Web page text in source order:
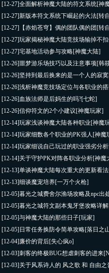
[12-27]全面解析神魔大陆的符文系统[神
[12-27]新版本符文系统下崛起的火法[转
[12-27] 【赤焰苍穹】偶的团队偶的团 [转
[12-27]玩家揭秘神魔大陆竞技场输掉不
[12-27]宅基地活动参与攻略[神魔大陆]
[12-26]噩梦游乐场技巧以及注意事项[韩
[12-26]坚持到最后换来的是一个人的寂寞
[12-26]浅析神魔竞技场定位与各职业的
[12-26]血族法师是后妈生的吗?[七蛇]
[12-26]信仰符文的2个小建议[神魔玩家]
[12-14]玩家浅谈神魔大陆各种职业[神魔
[12-14]玩家细数各个职业的PK强人 [神魔
[12-14]玩家细说自己玩过的职业强劣分析
[12-14]关于守护PK对阵各职业分析[神魔
[12-13]单谈神魔大陆每次重大的更新看法
[12-13]细谈魔宠培养[一万个火枪]
[12-05]暮光之城费舍尔渔场攻略及npc出
[12-05]暮光之城符文副本鬼牙堡攻略详解
[12-05]与神魔大陆的那些日子[玩家]
[12-05] 日常任务换防令简单攻略[落日之
[12-04]廉价的背后[失心疯o]
[12-03]刺客的终极BUG想虐刺客的进来
[12-03]关于风系诗人的 风之歌 和 自由之